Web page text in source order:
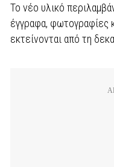
Το νέο υλικό
έγγραφα, φωτογραφίες
εκτείνονται από τη